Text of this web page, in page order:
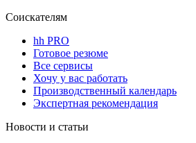
Соискателям
hh PRO
Готовое резюме
Все сервисы
Хочу у вас работать
Производственный календарь
Экспертная рекомендация
Новости и статьи